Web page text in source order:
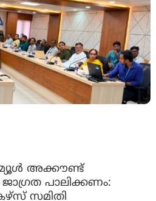
അക്കൗണ്ട്
ജാ​ഗ്രത പാലിക്കണം:
സമിതി